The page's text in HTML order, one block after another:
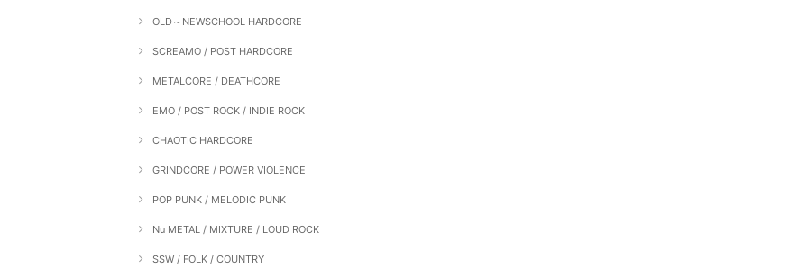
OLD～NEWSCHOOL HARDCORE
SCREAMO / POST HARDCORE
METALCORE / DEATHCORE
EMO / POST ROCK / INDIE ROCK
CHAOTIC HARDCORE
GRINDCORE / POWER VIOLENCE
POP PUNK / MELODIC PUNK
Nu METAL / MIXTURE / LOUD ROCK
SSW / FOLK / COUNTRY